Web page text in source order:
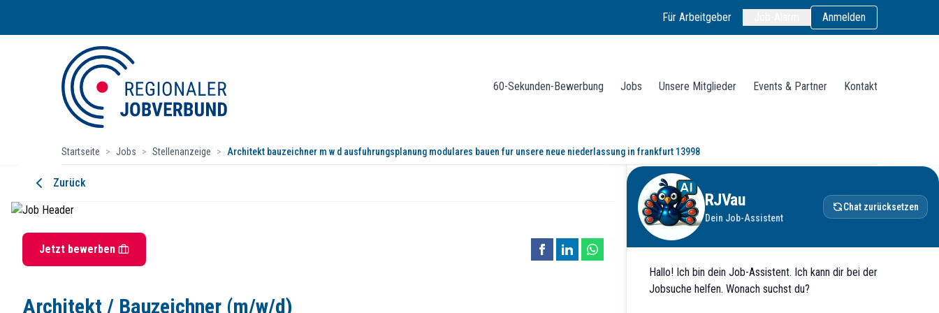
Für Arbeitgeber Anmelden
60-Sekunden-Bewerbung Jobs Unsere Mitglieder Events & Partner Kontakt
Startseite > Jobs > Stellenanzeige > Architekt bauzeichner m w d ausfuhrungsplanung modulares bauen fur unsere neue niederlassung in frankfurt 13998
Architekt / Bauzeichner (m/w/d) Ausführungsplanung (modulares Bauen) für unsere neue Niederlassung in
KLEUSBERG Gruppe
Vollzeit
KLEUSBERG zählt seit über 75 Jahren zu den führenden Unternehmen im modularen Bauen. Wir realisieren moderne und nachhaltige Gebäude für Schulen, Kitas, Kliniken, Labore, Büro- und Verwaltungsbauten sowie
Zurück
Jetzt bewerben
Architekt / Bauzeichner (m/w/d)
RJVau
Dein Job-Assistent
Chat zurücksetzen
Hallo! Ich bin dein Job-Assistent. Ich kann dir bei der
Jobsuche helfen. Wonach suchst du?